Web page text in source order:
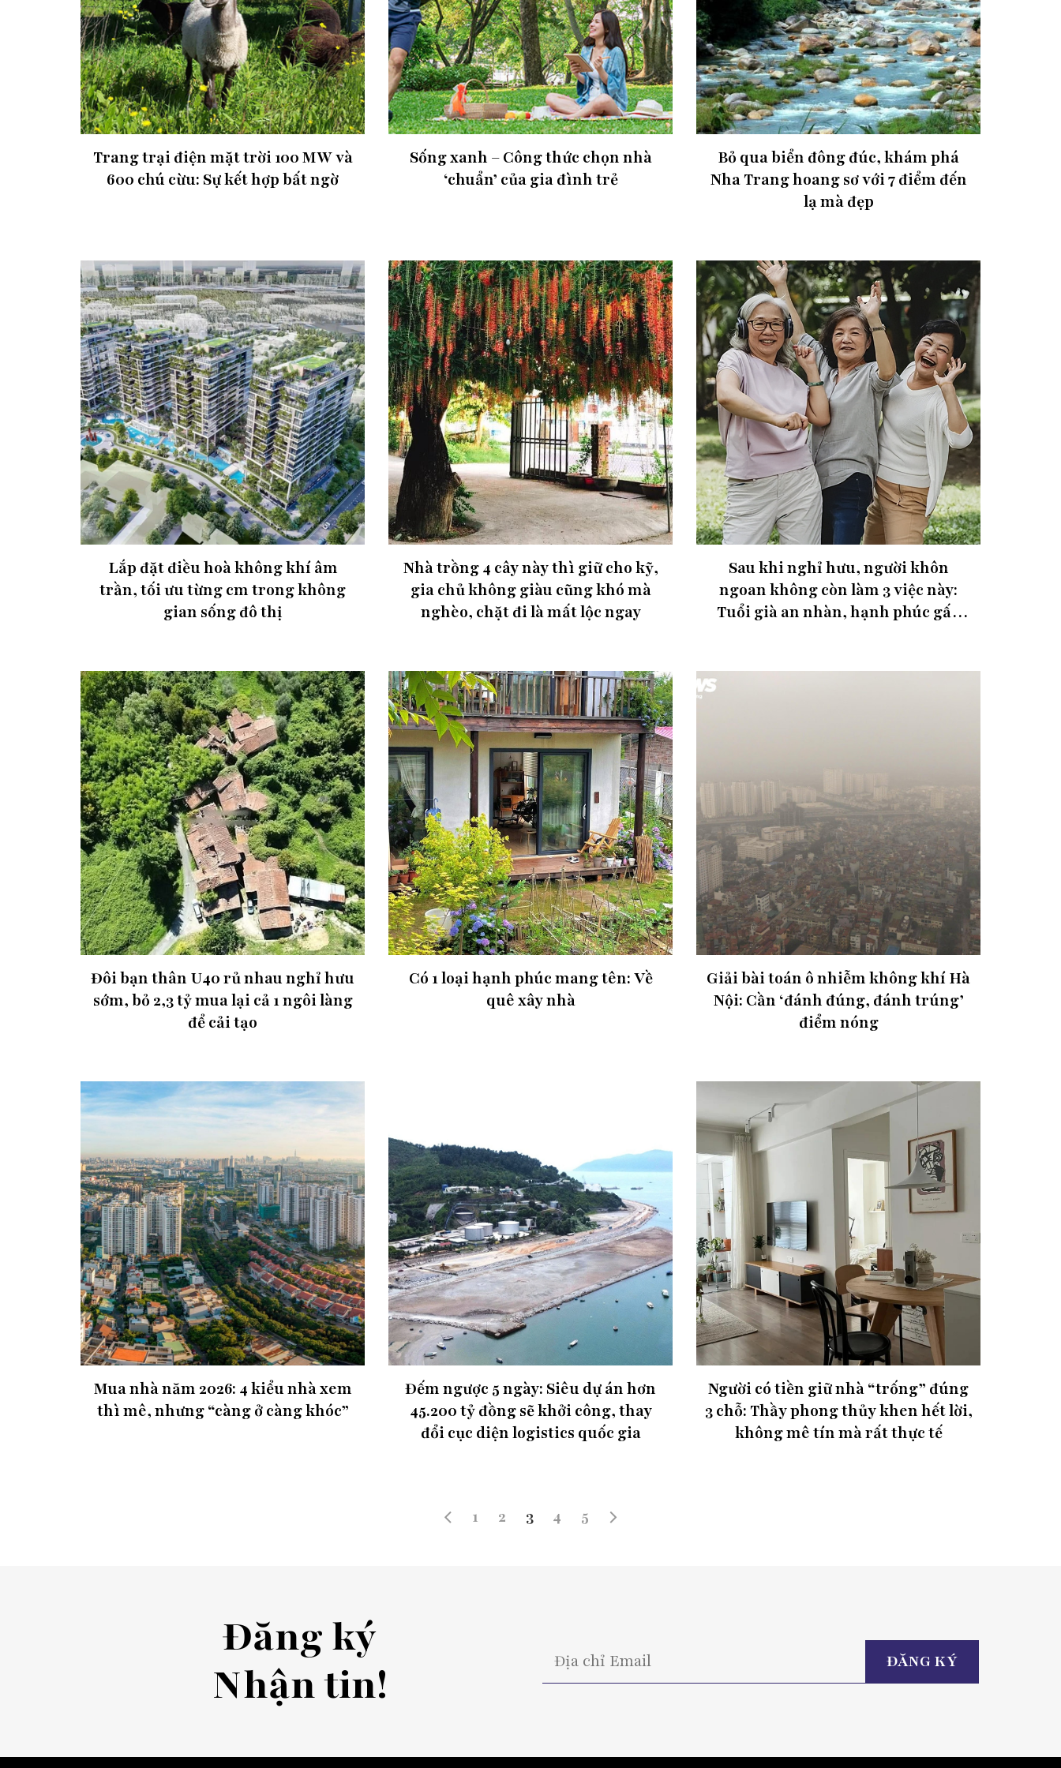
Trang trại điện mặt trời 100 MW và
600 chú cừu: Sự kết hợp bất ngờ
Sống xanh – Công thức chọn nhà
‘chuẩn’ của gia đình trẻ
Bỏ qua biển đông đúc, khám phá
Nha Trang hoang sơ với 7 điểm đến
lạ mà đẹp
Lắp đặt điều hoà không khí âm
trần, tối ưu từng cm trong không
gian sống đô thị
Nhà trồng 4 cây này thì giữ cho kỹ,
gia chủ không giàu cũng khó mà
nghèo, chặt đi là mất lộc ngay
Sau khi nghỉ hưu, người khôn
ngoan không còn làm 3 việc này:
Tuổi già an nhàn, hạnh phúc gấp
Đôi bạn thân U40 rủ nhau nghỉ hưu
sớm, bỏ 2,3 tỷ mua lại cả 1 ngôi làng
để cải tạo
Có 1 loại hạnh phúc mang tên: Về
quê xây nhà
Giải bài toán ô nhiễm không khí Hà
Nội: Cần ‘đánh đúng, đánh trúng’
điểm nóng
Mua nhà năm 2026: 4 kiểu nhà xem
thì mê, nhưng “càng ở càng khóc”
Đếm ngược 5 ngày: Siêu dự án hơn
45.200 tỷ đồng sẽ khởi công, thay
đổi cục diện logistics quốc gia
Người có tiền giữ nhà “trống” đúng
3 chỗ: Thầy phong thủy khen hết lời,
không mê tín mà rất thực tế
1 2 3 4 5
Đăng ký
Nhận tin!